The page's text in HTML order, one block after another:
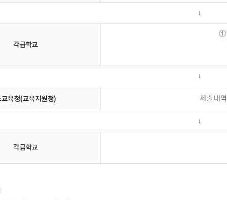
↓
각급학교
①
↓
교육청(교육지원청) 제출 내
↓
각급학교